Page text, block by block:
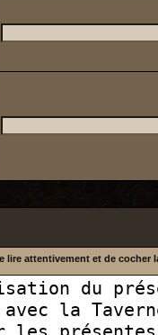
lire attentivement et de cocher